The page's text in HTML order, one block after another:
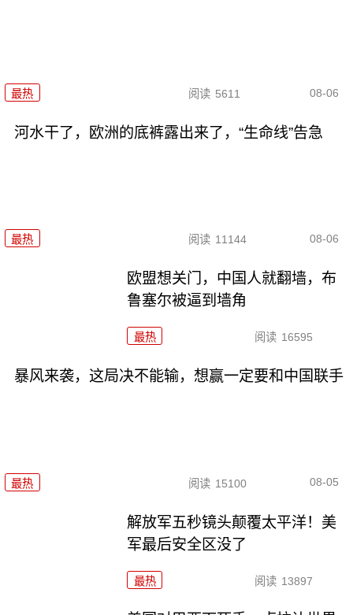
最热 阅读 5611 08-06
河水干了，欧洲的底裤露出来了，“生命线”告急
最热 阅读 11144 08-06
欧盟想关门，中国人就翻墙，布
鲁塞尔被逼到墙角
最热 阅读 16595
暴风来袭，这局决不能输，想赢一定要和中国联手
最热 阅读 15100 08-05
解放军五秒镜头颠覆太平洋！美
军最后安全区没了
最热 阅读 13897